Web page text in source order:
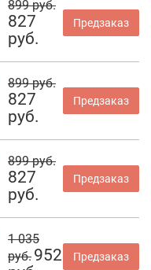
899 руб.
827
руб.
Предзаказ
899 руб.
827
руб.
Предзаказ
899 руб.
827
руб.
Предзаказ
1 035
руб. 952
Предзаказ